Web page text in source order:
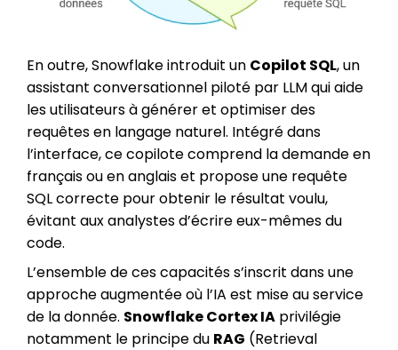
En outre, Snowflake introduit un Copilot SQL, un
assistant conversationnel piloté par LLM qui aide
les utilisateurs à générer et optimiser des
requêtes en langage naturel. Intégré dans
l’interface, ce copilote comprend la demande en
français ou en anglais et propose une requête
SQL correcte pour obtenir le résultat voulu,
évitant aux analystes d’écrire eux-mêmes du
code.
L’ensemble de ces capacités s’inscrit dans une
approche augmentée où l’IA est mise au service
de la donnée. Snowflake Cortex IA privilégie
notamment le principe du RAG (Retrieval